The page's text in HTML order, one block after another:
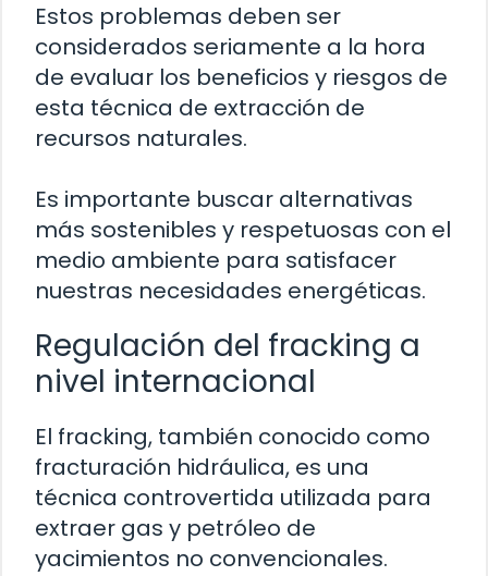
Estos problemas deben ser
considerados seriamente a la hora
de evaluar los beneficios y riesgos de
esta técnica de extracción de
recursos naturales.
Es importante buscar alternativas
más sostenibles y respetuosas con el
medio ambiente para satisfacer
nuestras necesidades energéticas.
Regulación del fracking a
nivel internacional
El fracking, también conocido como
fracturación hidráulica, es una
técnica controvertida utilizada para
extraer gas y petróleo de
yacimientos no convencionales.